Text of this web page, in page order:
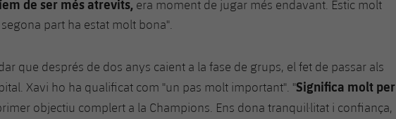
de ser més atrevits, era moment de jugar més endavant. Estic molt
part ha estat molt bona".
que després de dos anys caient a la fase de grups, el fet de passar als
Xavi ho ha qualificat com "un pas molt important". "Significa molt per
objectiu complert a la Champions. Ens dona tranquil·litat i confiança,